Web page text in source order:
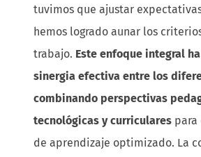
tuvimos que ajustar
hemos logrado aunar los
trabajo. Este enfoque integral
sinergia efectiva entre los
combinando perspectivas
tecnológicas y curriculares para
de aprendizaje optimizado. La